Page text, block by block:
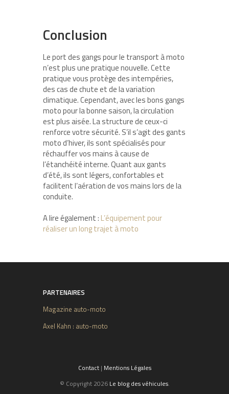
Conclusion
Le port des gangs pour le transport à moto
n’est plus une pratique nouvelle. Cette
pratique vous protège des intempéries,
des cas de chute et de la variation
climatique. Cependant, avec les bons gangs
moto pour la bonne saison, la circulation
est plus aisée. La structure de ceux-ci
renforce votre sécurité. S’il s’agit des gants
moto d’hiver, ils sont spécialisés pour
réchauffer vos mains à cause de
l’étanchéité interne. Quant aux gants
d’été, ils sont légers, confortables et
facilitent l’aération de vos mains lors de la
conduite.
A lire également : L’équipement pour
réaliser un long trajet à moto
PARTENAIRES
Magazine auto-moto
Axel Kahn : auto-moto
Contact| Mentions Légales
© Copyright 2026 Le blog des véhicules.